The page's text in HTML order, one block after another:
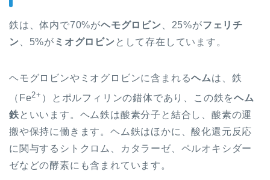
鉄は、体内で70%がヘモグロビン 25%がフェリチ
ン 、5%が ミオグロビン として存在しています。
ヘモグロビンやミオグロビンに含まれるヘムは、鉄
（ Fe2+ ）とポルフィリンの錯体であり、この鉄をヘム
鉄 といいます。ヘム鉄は酸素分子と結合し、酸素の運
搬や保持に働きます。ヘム鉄はほかに、酸化還元反応
に関与するシトクロム、カタラーゼ、ペルオキシダー
ゼなどの酵素にも含まれています。